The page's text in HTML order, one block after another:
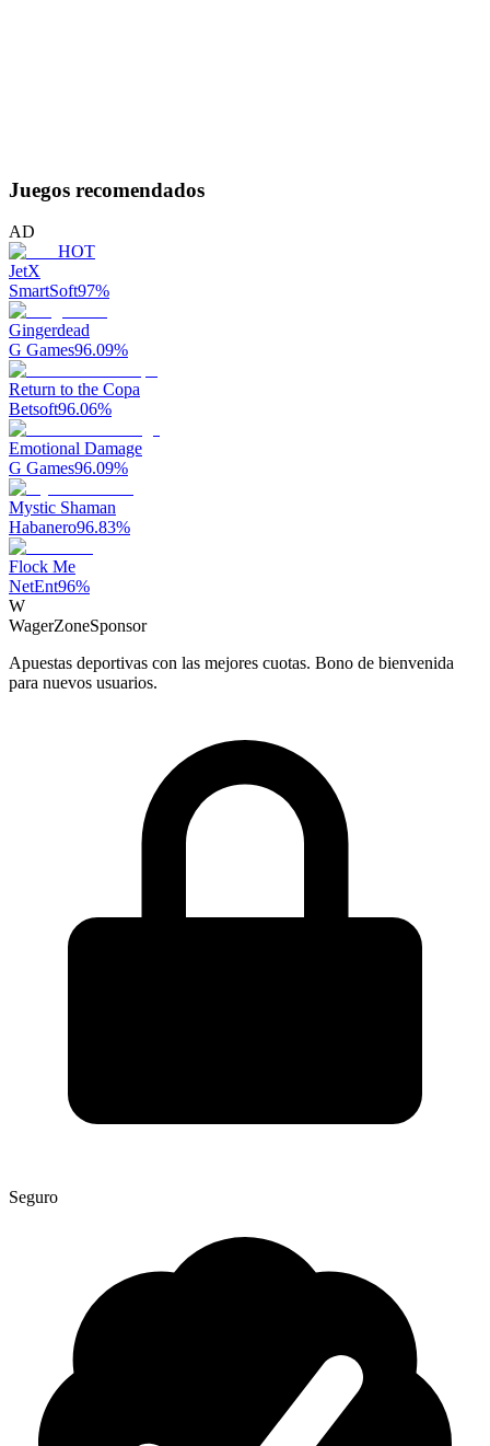
Juegos recomendados
AD
HOT
JetX
SmartSoft97%
Gingerdead
G Games96.09%
Return to the Copa
Betsoft96.06%
Emotional Damage
G Games96.09%
Mystic Shaman
Habanero96.83%
Flock Me
NetEnt96%
W
WagerZoneSponsor
Apuestas deportivas con las mejores cuotas. Bono de bienvenida
para nuevos usuarios.
Seguro